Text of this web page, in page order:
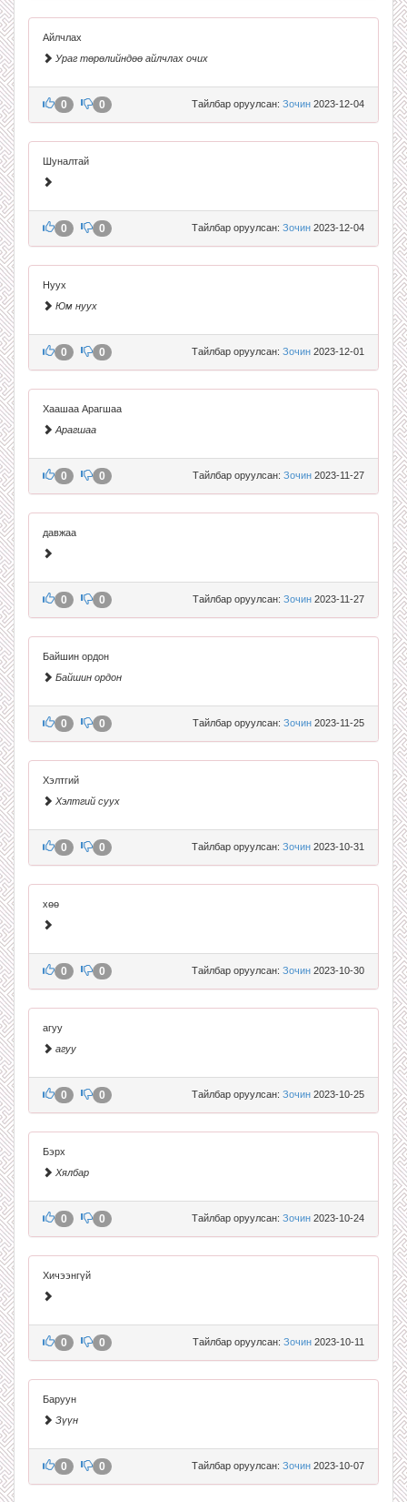
Айлчлах
Ураг төрөлийндөө айлчлах очих
Тайлбар оруулсан: Зочин 2023-12-04
0 0
Шуналтай
Тайлбар оруулсан: Зочин 2023-12-04
0 0
Нуух
Юм нуух
Тайлбар оруулсан: Зочин 2023-12-01
0 0
Хаашаа Арагшаа
Арагшаа
Тайлбар оруулсан: Зочин 2023-11-27
0 0
давжаа
Тайлбар оруулсан: Зочин 2023-11-27
0 0
Байшин ордон
Байшин ордон
Тайлбар оруулсан: Зочин 2023-11-25
0 0
Хэлтгий
Хэлтгий суух
Тайлбар оруулсан: Зочин 2023-10-31
0 0
хөө
Тайлбар оруулсан: Зочин 2023-10-30
0 0
агуу
агуу
Тайлбар оруулсан: Зочин 2023-10-25
0 0
Бэрх
Хялбар
Тайлбар оруулсан: Зочин 2023-10-24
0 0
Хичээнгүй
Тайлбар оруулсан: Зочин 2023-10-11
0 0
Баруун
Зүүн
Тайлбар оруулсан: Зочин 2023-10-07
0 0